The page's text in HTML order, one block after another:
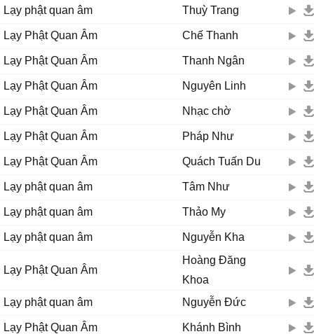
Quan Âm cứu khổ, Quan Âm cứu nạn đời con rạng ngời
Lần 2:
Dưới tòa sen vàng con quỳ lạy Bồ Tát Quan Âm
Quan Âm Bồ Tát hiểu viên thông
Mười hai nguyện lớn rộng mênh mông
Quan Âm...
Trái tim sáng ngời... cứu người hoạn nạn qua cơn khó khăn
Tay cầm bình nước Cam Lồ
Tay cầm nhành liễu Thanh Nhàn... rưới khắp thế gian
...
Dưới tòa sen vàng, hương trầm tỏa ngát nhân gian
Lạy Phật Quan Âm dìu con qua bến mê đời
Cho con được sống đời xinh tươi
Quan Âm cứu khổ, Quan Âm cứu nạn đời con rạng ngời
Lạy phật quan âm Thuỳ Trang
Lạy Phật Quan Âm Chế Thanh
Lạy Phật Quan Âm Thanh Ngân
Lạy Phật Quan Âm Nguyên Linh
Lạy Phật Quan Âm Nhạc chờ
Lạy Phật Quan Âm Pháp Như
Lạy Phật Quan Âm Quách Tuấn Du
Lạy phật quan âm Tâm Như
Lạy phật quan âm Thảo My
Lạy phật quan âm Nguyễn Kha
Lạy Phật Quan Âm
Hoàng Đăng
Khoa
Lạy phật quan âm
Nguyễn Đức
Lạy Phật Quan Âm Khánh Bình